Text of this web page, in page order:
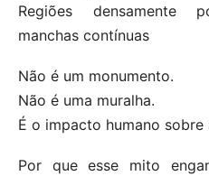
Regiões densamente
manchas contínuas
Não é um monumento.
Não é uma muralha.
É o impacto humano sobre
Por que esse mito